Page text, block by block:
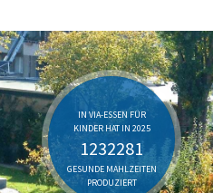
IN VIA-ESSEN FÜR
KINDER HAT IN 2025
1232281
GESUNDE MAHLZEITEN
PRODUZIERT